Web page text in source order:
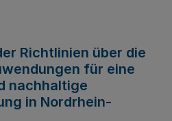
Richtlinien über die
für eine
nachhaltige
in Nordrhein-